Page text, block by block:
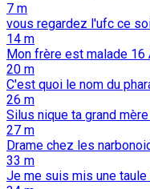
7 m
vous regardez l'ufc ce
14 m
Mon frère est malade 16
20 m
C'est quoi le nom du
26 m
Silus nique ta grand mère
27 m
Drame chez les
33 m
Je me suis mis une taule